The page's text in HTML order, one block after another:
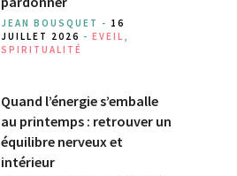
JEAN BOUSQUET - 16
JUILLET 2026 - EVEIL ,
SPIRITUALITÉ
Quand l’énergie s’emballe
au printemps : retrouver un
équilibre nerveux et
intérieur